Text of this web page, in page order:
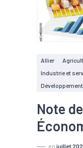
Allier
Industrie et
Note
en juillet